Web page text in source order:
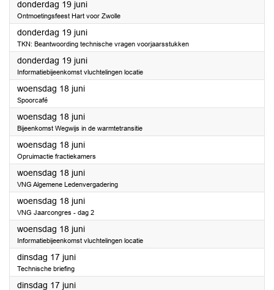
donderdag 19 juni2025
Ontmoetingsfeest Hart voor Zwolle
donderdag 19 juni2025
TKN: Beantwoording technische vragen voorjaarsstukken
donderdag 19 juni2025
Informatiebijeenkomst vluchtelingen locatie
woensdag 18 juni2025
Spoorcafé
woensdag 18 juni2025
Bijeenkomst Wegwijs in de warmtetransitie
woensdag 18 juni2025
Opruimactie fractiekamers
woensdag 18 juni2025
VNG Algemene Ledenvergadering
woensdag 18 juni2025
VNG Jaarcongres - dag 2
woensdag 18 juni2025
Informatiebijeenkomst vluchtelingen locatie
dinsdag 17 juni2025
Technische briefing
dinsdag 17 juni2025